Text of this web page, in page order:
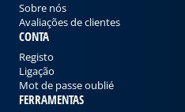
Sobre nós
Avaliações de clientes
CONTA
Registo
Ligação
Mot de passe oublié
FERRAMENTAS